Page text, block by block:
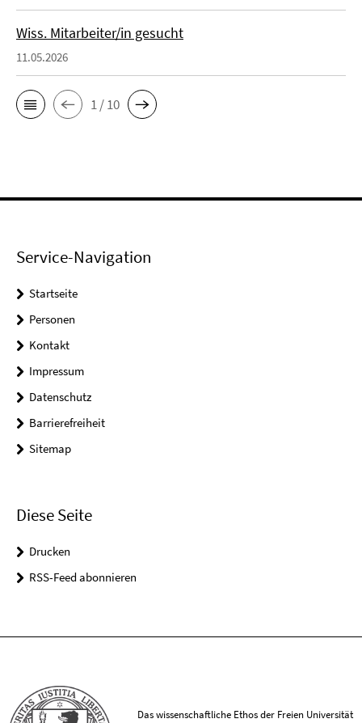
Wiss. Mitarbeiter/in gesucht
11.05.2026
1 / 10
Service-Navigation
Startseite
Personen
Kontakt
Impressum
Datenschutz
Barrierefreiheit
Sitemap
Diese Seite
Drucken
RSS-Feed abonnieren
Das wissenschaftliche Ethos der Freien Universität